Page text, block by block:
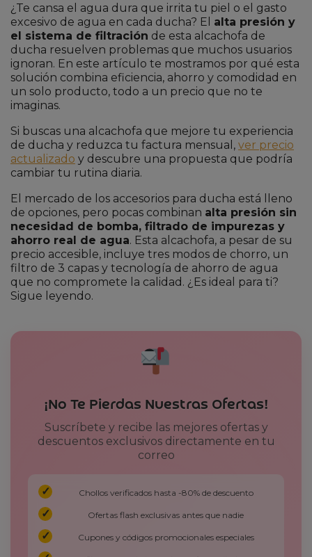
¿Te cansa el agua dura que irrita tu piel o el gasto
excesivo de agua en cada ducha? El alta presión y
el sistema de filtración de esta alcachofa de
ducha resuelven problemas que muchos usuarios
ignoran. En este artículo te mostramos por qué esta
solución combina eficiencia, ahorro y comodidad en
un solo producto, todo a un precio que no te
imaginas.
Si buscas una alcachofa que mejore tu experiencia
de ducha y reduzca tu factura mensual, ver precio
actualizado y descubre una propuesta que podría
cambiar tu rutina diaria.
El mercado de los accesorios para ducha está lleno
de opciones, pero pocas combinan alta presión sin
necesidad de bomba, filtrado de impurezas y
ahorro real de agua. Esta alcachofa, a pesar de su
precio accesible, incluye tres modos de chorro, un
filtro de 3 capas y tecnología de ahorro de agua
que no compromete la calidad. ¿Es ideal para ti?
Sigue leyendo.
¡No Te Pierdas Nuestras Ofertas!
Suscríbete y recibe las mejores ofertas y
descuentos exclusivos directamente en tu
correo
Chollos verificados hasta -80% de descuento
Ofertas flash exclusivas antes que nadie
Cupones y códigos promocionales especiales